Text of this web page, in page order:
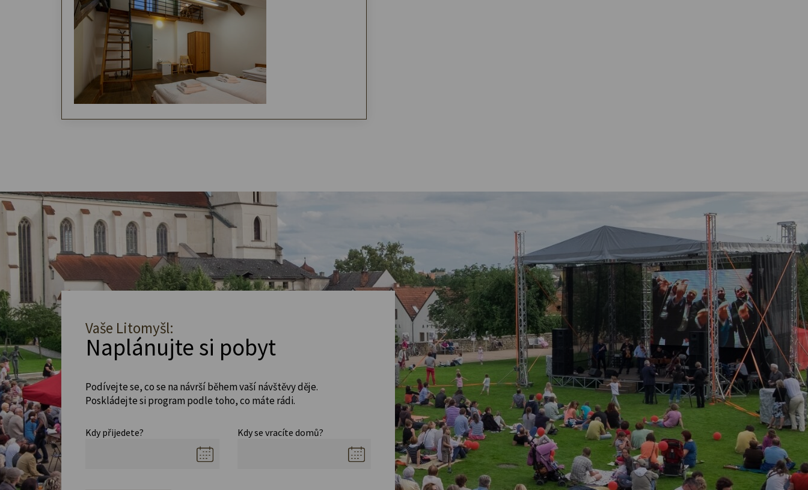
Vaše Litomyšl:
Naplánujte si pobyt
Podívejte se, co se na návrší během vaší návštěvy děje.
Poskládejte si program podle toho, co máte rádi.
Kdy přijedete? Kdy se vracíte domů?